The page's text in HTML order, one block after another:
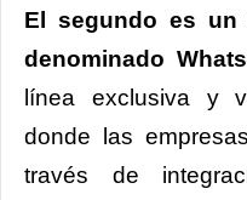
El segundo es un
denominado
línea exclusiva y
donde las
través de